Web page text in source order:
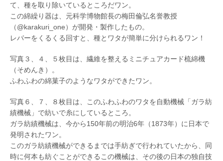
て、種を取り除いているところだワン。
この綿繰り器は、元科学博物館長の梅田倫弘名誉教授
（@karakuri_one）が開発・製作したもの。
レバーをくるくる回すと、種とワタが簡単に分けられるワン！
写真３、４、５枚目は、繊維を整えるミニチュアカード梳綿機
（そめんき）。
ふわふわの綿菓子のようなワタができたワン。
写真６、７、８枚目は、このふわふわのワタを自動機械「ガラ紡
績機械」で紡いで糸にしているところ。
ガラ紡績機械は、今から150年前の明治6年（1873年）に日本で
発明されたワン。
このガラ紡績機械ができるまでは手紡ぎで行われていたから、同
時に何本も紡ぐことができるこの機械は、その後の日本の独自技